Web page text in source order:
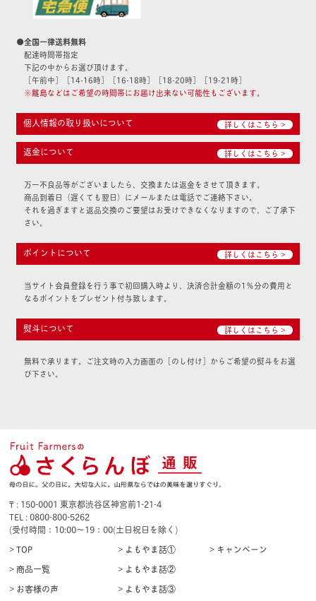
●全国一律送料無料
配達時間帯指定
下記の中からお選び頂けます。
［午前中］［14-16時］［16-18時］［18-20時］［19-21時］
※離島などはご希望の時間帯にお届け出来ない可能性もございます。
個人情報の取り扱いについて 詳しくはこちら >
返金について 詳しくはこちら >
万一不良品等がございましたら、交換または返金をさせて頂きます。
商品到着日（遅くても翌日）にメールまたは電話でご連絡下さい。
それを過ぎますと返品交換のご要望はお受けできなくなりますので、ご了承下
さい。
ポイントについて 詳しくはこちら >
当サイト会員登録を行う事で初回購入時より、決済合計金額の1％分の費用と
なるポイントをプレゼント付与致します。
熨斗について 詳しくはこちら >
無料で承ります。ご注文時の入力画面の［のし付け］からご希望の熨斗をお選
び下さい。
₸ : 150-0001 東京都渋谷区神宮前1-21-4
TEL : 0800-800-5262
(受付時間：10:00〜19：00(土日祝日を除く)
> TOP
> 商品一覧
> お客様の声
> よもやま話①
> よもやま話②
> よもやま話③
> キャンペーン